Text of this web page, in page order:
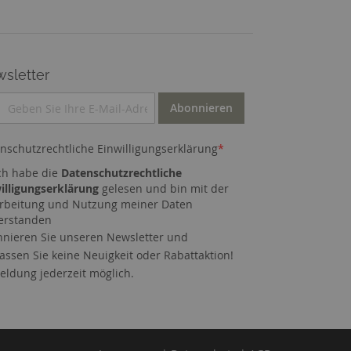
Abonnieren
Einwilligungserklärung*
habe die Datenschutzrechtliche
gelesen und bin mit der
und Nutzung meiner Daten
Sie unseren Newsletter und
Sie keine Neuigkeit oder Rabattaktion!
jederzeit möglich.